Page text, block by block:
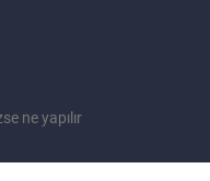
ne yapılır